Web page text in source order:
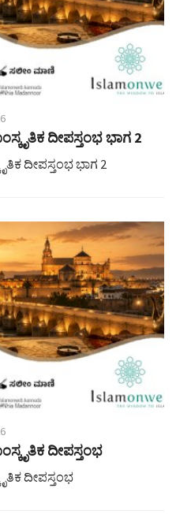
ದೀಪಸ್ತಂಭ ಭಾಗ 2
ದೀಪಸ್ತಂಭ ಭಾಗ 2
ದೀಪಸ್ತಂಭ
ದೀಪಸ್ತಂಭ